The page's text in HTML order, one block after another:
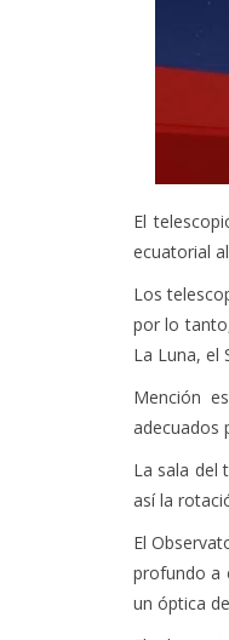
El
ecuatorial
Los
por lo
La Luna, el
Mención
adecuados
La sala del
así la
El
profundo a
un óptica